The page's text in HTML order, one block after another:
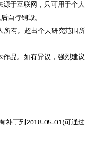
于互联网，只可用于个人
自行销毁。
所有。超出个人研究范围所
作品。如有异议，强烈建议
补丁到2018-05-01(可通过